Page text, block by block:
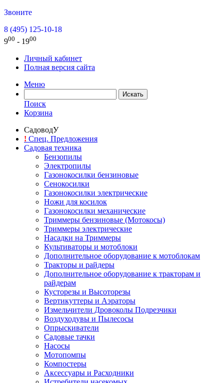
Звоните
8 (495) 125-10-18
900 - 1900
Личный кабинет
Полная версия сайта
Меню
Поиск
Корзина
СадоводУ
! Спец. Предложения
Садовая техника
Бензопилы
Электропилы
Газонокосилки бензиновые
Сенокосилки
Газонокосилки электрические
Ножи для косилок
Газонокосилки механические
Триммеры бензиновые (Мотокосы)
Триммеры электрические
Насадки на Триммеры
Культиваторы и мотоблоки
Дополнительное оборудование к мотоблокам
Тракторы и райдеры
Дополнительное оборудование к тракторам и
райдерам
Кусторезы и Высоторезы
Вертикуттеры и Аэраторы
Измельчители Дровоколы Подрезчики
Воздуходувы и Пылесосы
Опрыскиватели
Садовые тачки
Насосы
Мотопомпы
Компостеры
Аксессуары и Расходники